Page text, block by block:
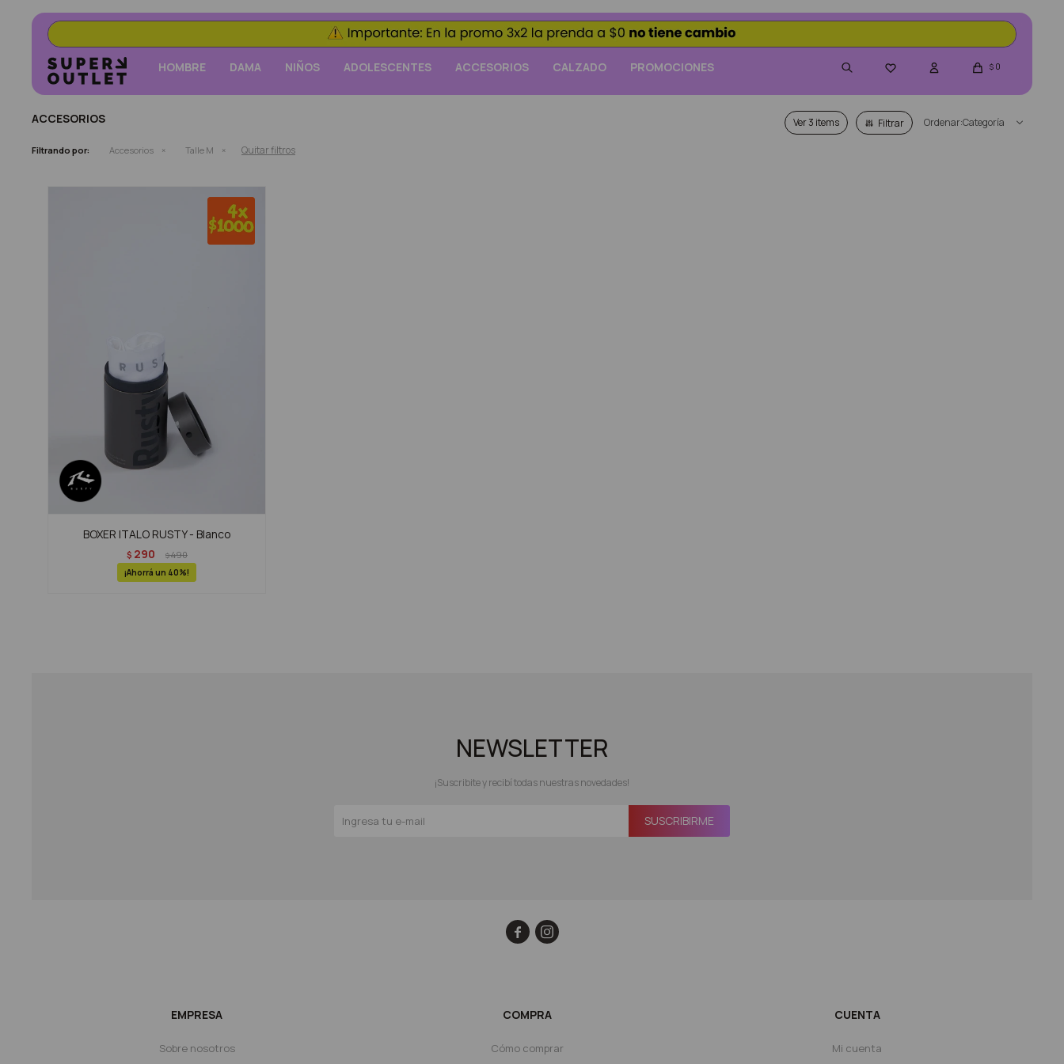
HOMBRE DAMA NIÑOS ADOLESCENTES ACCESORIOS CALZADO PROMOCIONES  $ 0
ACCESORIOS Ver Categoría
Filtrando por: Accesorios Talle M Quitar filtros
BOXER ITALO RUSTY - Blanco
$ 290 $490
40
EMPRESA
Sobre nosotros
COMPRA
Cómo comprar
CUENTA
Mi cuenta
NEWSLETTER
¡Suscribite y recibí todas nuestras novedades!
SUSCRIBIRME
 